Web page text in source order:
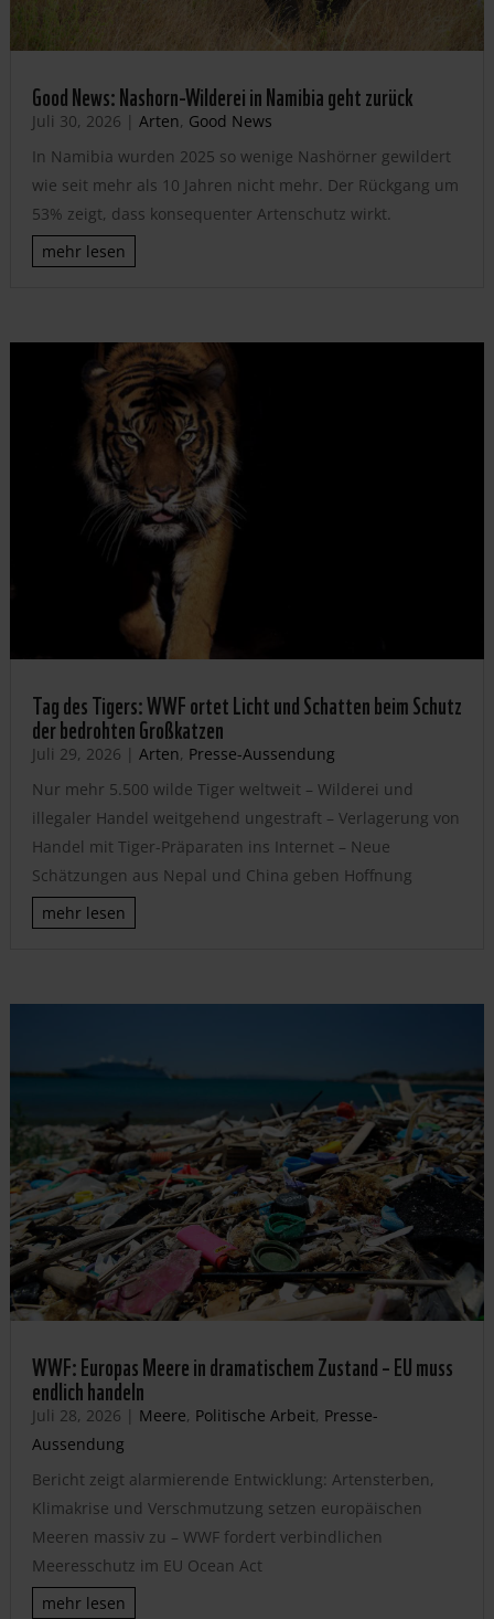
Good News: Nashorn-Wilderei in Namibia geht zurück
Juli 30, 2026 | Arten, Good News
In Namibia wurden 2025 so wenige Nashörner gewildert
wie seit mehr als 10 Jahren nicht mehr. Der Rückgang um
53% zeigt, dass konsequenter Artenschutz wirkt.
mehr lesen
Tag des Tigers: WWF ortet Licht und Schatten beim Schutz
der bedrohten Großkatzen
Juli 29, 2026 | Arten, Presse-Aussendung
Nur mehr 5.500 wilde Tiger weltweit – Wilderei und
illegaler Handel weitgehend ungestraft – Verlagerung von
Handel mit Tiger-Präparaten ins Internet – Neue
Schätzungen aus Nepal und China geben Hoffnung
mehr lesen
WWF: Europas Meere in dramatischem Zustand – EU muss
endlich handeln
Juli 28, 2026 | Meere, Politische Arbeit, Presse-
Aussendung
Bericht zeigt alarmierende Entwicklung: Artensterben,
Klimakrise und Verschmutzung setzen europäischen
Meeren massiv zu – WWF fordert verbindlichen
Meeresschutz im EU Ocean Act
mehr lesen